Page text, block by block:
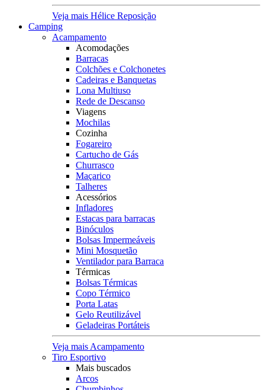
Veja mais Hélice Reposição
Camping
Acampamento
Acomodações
Barracas
Colchões e Colchonetes
Cadeiras e Banquetas
Lona Multiuso
Rede de Descanso
Viagens
Mochilas
Cozinha
Fogareiro
Cartucho de Gás
Churrasco
Maçarico
Talheres
Acessórios
Infladores
Estacas para barracas
Binóculos
Bolsas Impermeáveis
Mini Mosquetão
Ventilador para Barraca
Térmicas
Bolsas Térmicas
Copo Térmico
Porta Latas
Gelo Reutilizável
Geladeiras Portáteis
Veja mais Acampamento
Tiro Esportivo
Mais buscados
Arcos